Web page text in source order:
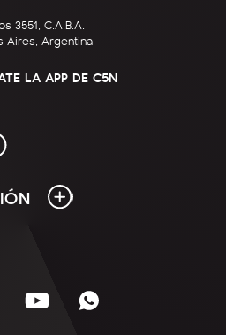
3551, C.A.B.A.
Aires, Argentina
LA APP DE C5N